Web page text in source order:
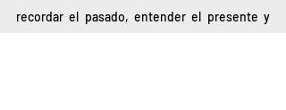
recordar el pasado, entender el presente y